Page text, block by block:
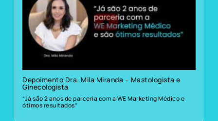
Depoimento Dra. Mila Miranda – Mastologista e
Ginecologista
“Já são 2 anos de parceria com a WE Marketing Médico e
ótimos resultados”